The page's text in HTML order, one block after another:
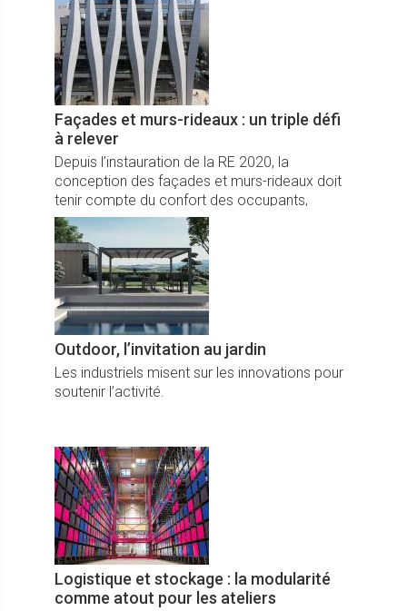
Façades et murs-rideaux : un triple défi
à relever
Depuis l’instauration de la RE 2020, la
conception des façades et murs-rideaux doit
tenir compte du confort des occupants,
respecter l’environnement et soigner
l’esthétique des bâtiments.
Outdoor, l’invitation au jardin
Les industriels misent sur les innovations pour
soutenir l’activité.
Logistique et stockage : la modularité
comme atout pour les ateliers